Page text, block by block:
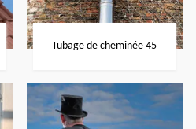
Tubage de cheminée 45